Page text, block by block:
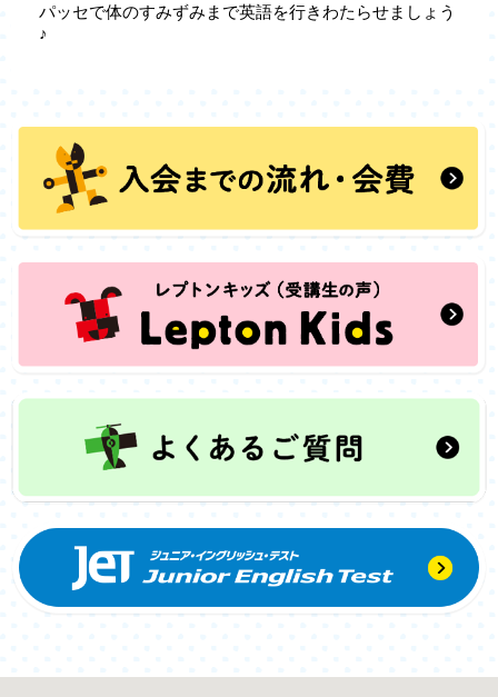
パッセで体のすみずみまで英語を行きわたらせましょう
♪